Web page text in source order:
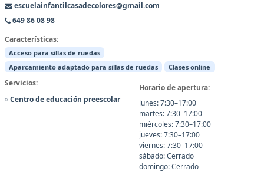
escuelainfantilcasadecolores@gmail.com
649 86 08 98
Características:
Acceso para sillas de ruedas
Aparcamiento adaptado para sillas de ruedas
Clases online
Servicios:
Centro de educación preescolar
Horario de apertura:
lunes: 7:30–17:00
martes: 7:30–17:00
miércoles: 7:30–17:00
jueves: 7:30–17:00
viernes: 7:30–17:00
sábado: Cerrado
domingo: Cerrado